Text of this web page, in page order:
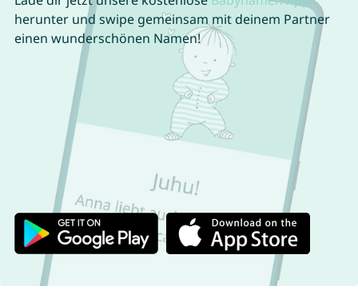
herunter und swipe gemeinsam mit deinem Partner
einen wunderschönen Namen!